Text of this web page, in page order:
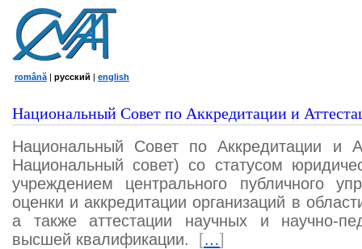
română | русский | english
Национальный Совет по Аккредитации и
Национальный Совет по Аккредитации и
Национальный совет) со статусом
учреждением центрального публичного
оценки и аккредитации организаций в
а также аттестации научных и научно-
высшей квалификации.
[…]